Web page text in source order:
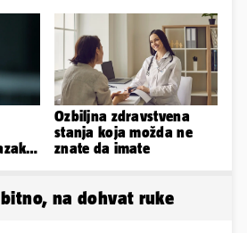
u
Ozbiljna zdravstvena
stanja koja možda ne
znate da imate
na dohvat ruke